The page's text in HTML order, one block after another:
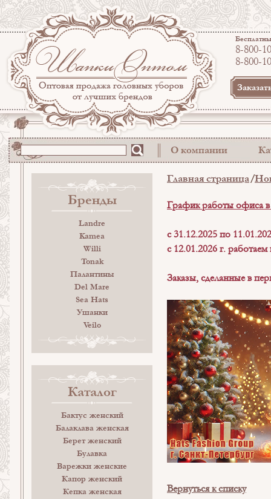
8-800-
8-800-
О компании
Бренды
Landre
Kamea
Willi
Tonak
Палантины
Del Mare
Sea Hats
Ушанки
Veilo
Каталог
Бактус женский
Балаклава женская
Берет женский
Булавка
Варежки женские
Капор женский
Кепка женская
Главная страница
График работы офиса
c 31.12.2025 по
с 12.01.2026 г.
Заказы, сделанные в
Вернуться к списку